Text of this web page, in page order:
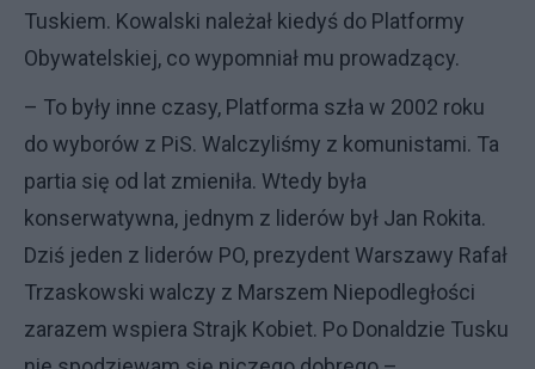
Tuskiem. Kowalski należał kiedyś do Platformy
Obywatelskiej, co wypomniał mu prowadzący.
– To były inne czasy, Platforma szła w 2002 roku
do wyborów z PiS. Walczyliśmy z komunistami. Ta
partia się od lat zmieniła. Wtedy była
konserwatywna, jednym z liderów był Jan Rokita.
Dziś jeden z liderów PO, prezydent Warszawy Rafał
Trzaskowski walczy z Marszem Niepodległości
zarazem wspiera Strajk Kobiet. Po Donaldzie Tusku